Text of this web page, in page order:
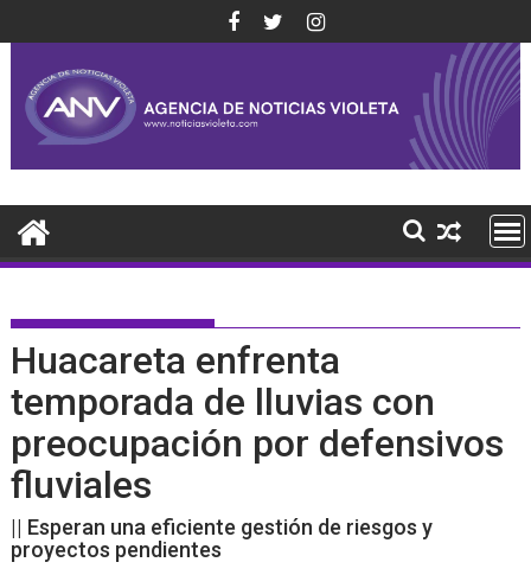
al
contenido
Huacareta enfrenta
temporada de lluvias con
preocupación por defensivos
fluviales
|| Esperan una eficiente gestión de riesgos y
proyectos pendientes